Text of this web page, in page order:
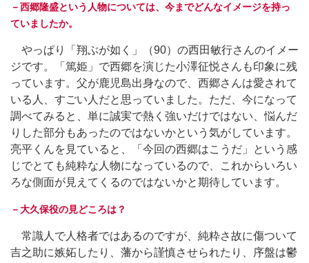
－西郷隆盛という人物については、今までどんなイメージを持っ
ていましたか。
やっぱり「翔ぶが如く」（90）の西田敏行さんのイメー
ジです。「篤姫」で西郷を演じた小澤征悦さんも印象に残
っています。父が鹿児島出身なので、西郷さんは愛されて
いる人、すごい人だと思っていました。ただ、今になって
調べてみると、単に誠実で熱く強いだけではない、悩んだ
りした部分もあったのではないかという気がしています。
亮平くんを見ていると、「今回の西郷はこうだ」という感
じでとても純粋な人物になっているので、これからいろい
ろな側面が見えてくるのではないかと期待しています。
－大久保役の見どころは？
常識人で人格者ではあるのですが、純粋さ故に傷ついて
吉之助に嫉妬したり、藩から謹慎させられたり、序盤は鬱